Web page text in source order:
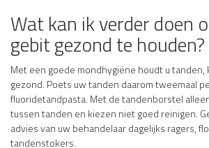
Wat kan ik verder doen
gebit gezond te houden?
Met een goede mondhygiëne houdt u
gezond. Poets uw tanden daarom tweemaal
fluoridetandpasta. Met de tandenborstel
tussen tanden en kiezen niet goed reinigen.
advies van uw behandelaar dagelijks ragers,
tandenstokers.